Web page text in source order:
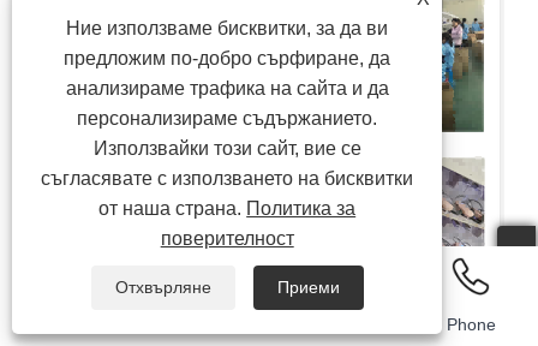
Ние използваме бисквитки, за да ви
предложим по-добро сърфиране, да
анализираме трафика на сайта и да
персонализираме съдържанието.
Използвайки този сайт, вие се
съгласявате с използването на бисквитки
от наша страна. Политика за
поверителност
Отхвърляне
Приеми
Phone